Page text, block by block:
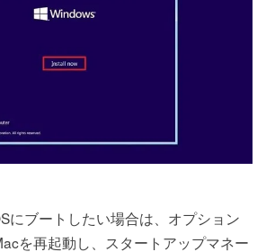
にブートしたい場合は、オプション
を再起動し、スタートアップマネー